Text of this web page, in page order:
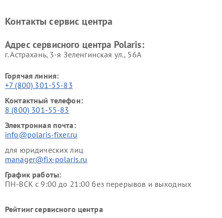
Контакты сервис центра
Адрес сервисного центра Polaris:
г. Астрахань, 3-я Зеленгинская ул., 56А
Горячая линия:
+7 (800) 301-55-83
Контактный телефон:
8 (800) 301-55-83
Электронная почта:
info@polaris-fixer.ru
для юридических лиц
manager@fix-polaris.ru
График работы:
ПН-ВСК с 9:00 до 21:00 без перерывов и выходных
Рейтинг сервисного центра